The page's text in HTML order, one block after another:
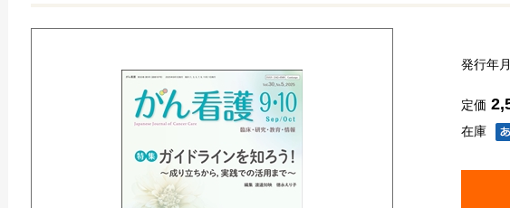
発行年月
在庫
定価